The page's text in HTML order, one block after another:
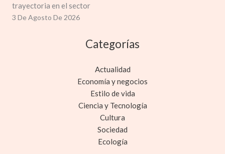
trayectoria en el sector
3 De Agosto De 2026
Categorías
Actualidad
Economía y negocios
Estilo de vida
Ciencia y Tecnología
Cultura
Sociedad
Ecología